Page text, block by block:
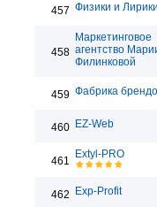
457 Физики и
458
Маркетинговое
агентство
Филинковой
459 Фабрика
460 EZ-Web
461
Extyl-PRO
462 Exp-Profit